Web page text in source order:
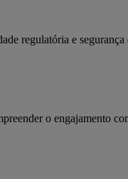
regulatória e
o engajamento